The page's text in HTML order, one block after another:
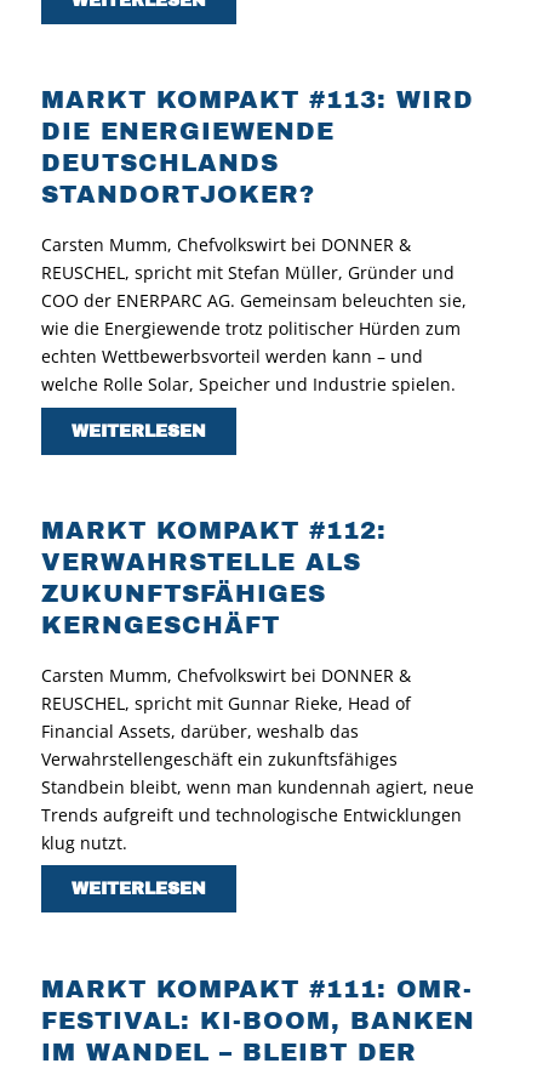
MARKT KOMPAKT #113: WIRD
DIE ENERGIEWENDE
DEUTSCHLANDS
STANDORTJOKER?
Carsten Mumm, Chefvolkswirt bei DONNER &
REUSCHEL, spricht mit Stefan Müller, Gründer und
COO der ENERPARC AG. Gemeinsam beleuchten sie,
wie die Energiewende trotz politischer Hürden zum
echten Wettbewerbsvorteil werden kann – und
welche Rolle Solar, Speicher und Industrie spielen.
WEITERLESEN
MARKT KOMPAKT #112:
VERWAHRSTELLE ALS
ZUKUNFTSFÄHIGES
KERNGESCHÄFT
Carsten Mumm, Chefvolkswirt bei DONNER &
REUSCHEL, spricht mit Gunnar Rieke, Head of
Financial Assets, darüber, weshalb das
Verwahrstellengeschäft ein zukunftsfähiges
Standbein bleibt, wenn man kundennah agiert, neue
Trends aufgreift und technologische Entwicklungen
klug nutzt.
WEITERLESEN
MARKT KOMPAKT #111: OMR-
FESTIVAL: KI-BOOM, BANKEN
IM WANDEL – BLEIBT DER